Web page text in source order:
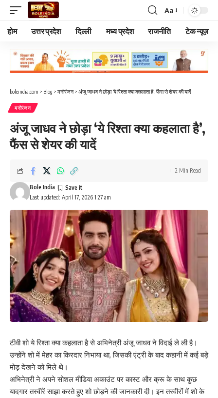
Font
Resizer
Aa
होम उत्तर प्रदेश दिल्ली मध्य प्रदेश राजनीति टेक न्यूज़
boleindia.com > Blog > मनोरंजन> अंजू जाधव ने छोड़ा ‘ये रिश्ता क्या कहलाता है’, फैंस से शेयर की यादें
मनोरंजन
अंजू जाधव ने छोड़ा ‘ये रिश्ता क्या कहलाता है’,
फैंस से शेयर की यादें
Last updated: April 17, 2026 1:27 am
Bole India
2 Min Read
टीवी शो ये रिश्ता क्या कहलाता है से अभिनेत्री अंजू जाधव ने विदाई ले ली है।
उन्होंने शो में मेहर का किरदार निभाया था, जिसकी एंट्री के बाद कहानी में कई बड़े
मोड़ देखने को मिले थे।
अभिनेत्री ने अपने सोशल मीडिया अकाउंट पर कास्ट और क्रू के साथ कुछ
यादगार तस्वीरें साझा करते हुए शो छोड़ने की जानकारी दी। इन तस्वीरों में शो के